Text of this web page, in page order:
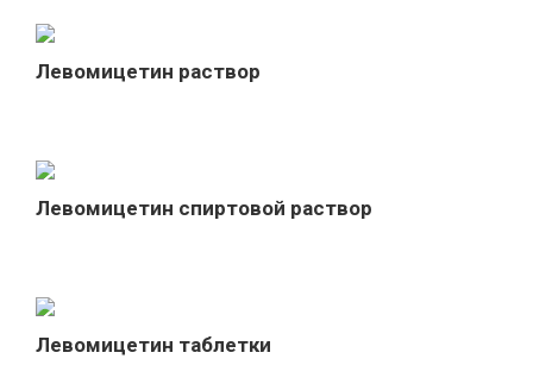
Левомицетин раствор
Левомицетин спиртовой раствор
Левомицетин таблетки